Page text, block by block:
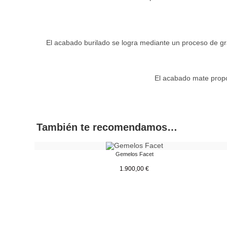
El acabado burilado se logra mediante un proceso de
El acabado mate
También te recomendamos…
Gemelos Facet
1.900,00€